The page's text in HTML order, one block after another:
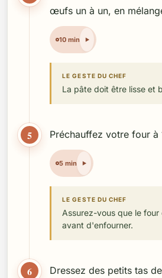
œufs un à un, en
10 min
LE GESTE DU CHEF
La pâte doit être lisse et
5 Préchauffez votre four à
5 min
LE GESTE DU CHEF
Assurez-vous que le
avant d'enfourner.
6
Dressez des petits tas